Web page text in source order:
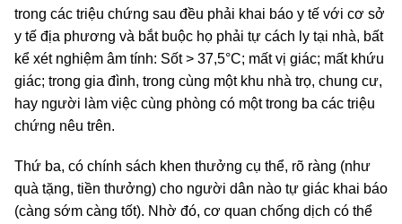
trong các triệu chứng sau đều phải khai báo y tế với cơ sở
y tế địa phương và bắt buộc họ phải tự cách ly tại nhà, bất
kể xét nghiệm âm tính: Sốt > 37,5°C; mất vị giác; mất khứu
giác; trong gia đình, trong cùng một khu nhà trọ, chung cư,
hay người làm việc cùng phòng có một trong ba các triệu
chứng nêu trên.
Thứ ba, có chính sách khen thưởng cụ thể, rõ ràng (như
quà tặng, tiền thưởng) cho người dân nào tự giác khai báo
(càng sớm càng tốt). Nhờ đó, cơ quan chống dịch có thể